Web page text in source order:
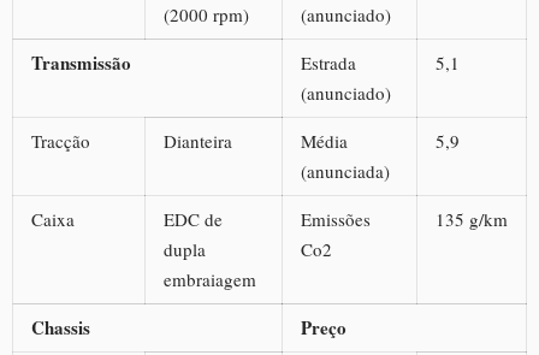
(2000 rpm)
(anunciado)
Transmissão
Estrada
(anunciado)
5,1
Tracção Dianteira
Média
(anunciada)
5,9
Caixa
EDC de
dupla
embraiagem
Emissões
Co2
135 g/km
Chassis Preço